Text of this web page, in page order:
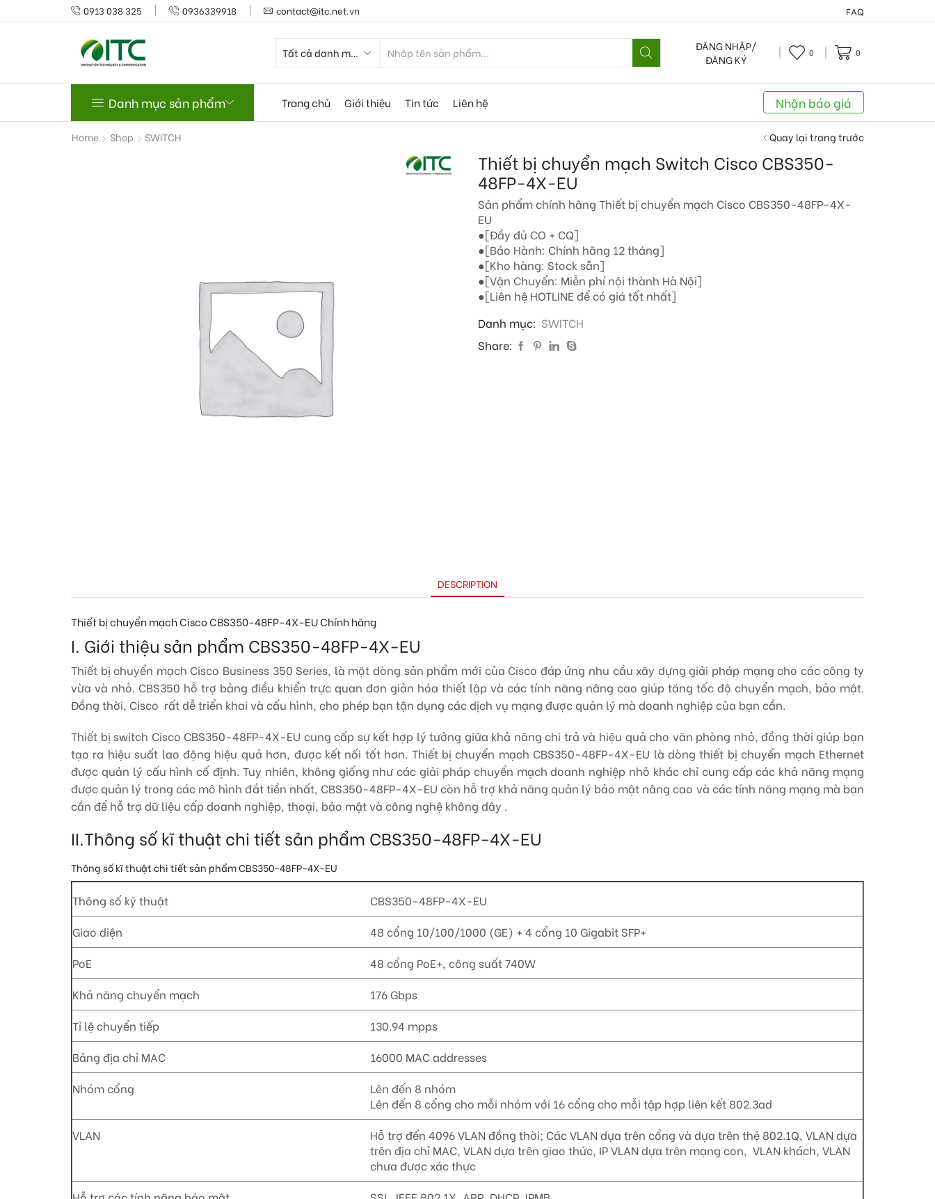
0913 038 325 0936339918 contact@itc.net.vn FAQ
ĐĂNG NHẬP/
ĐĂNG KÝ
0 0
Danh mục sản phẩm Trang chủ Giới thiệu Tin tức Liên hệ Nhận báo giá
Home Shop SWITCH Quay lại trang trước
Thiết bị chuyển mạch Switch Cisco CBS350-
48FP-4X-EU
Sản phẩm chính hãng Thiết bị chuyển mạch Cisco CBS350-48FP-4X-
EU
●[Đầy đủ CO + CQ]
●[Bảo Hành: Chính hãng 12 tháng]
●[Kho hàng: Stock sẵn]
●[Vận Chuyển: Miễn phí nội thành Hà Nội]
●[Liên hệ HOTLINE để có giá tốt nhất]
Danh mục: SWITCH
Share:
DESCRIPTION
Thiết bị chuyển mạch Cisco CBS350-48FP-4X-EU Chính hãng
I. Giới thiệu sản phẩm CBS350-48FP-4X-EU
Thiết bị chuyển mạch Cisco Business 350 Series, là một dòng sản phẩm mới của Cisco đáp ứng nhu cầu xây dựng giải pháp mạng cho các công ty
vừa và nhỏ. CBS350 hỗ trợ bảng điều khiển trực quan đơn giản hóa thiết lập và các tính năng nâng cao giúp tăng tốc độ chuyển mạch, bảo mật.
Đồng thời, Cisco rất dễ triển khai và cấu hình, cho phép bạn tận dụng các dịch vụ mạng được quản lý mà doanh nghiệp của bạn cần.
Thiết bị switch Cisco CBS350-48FP-4X-EU cung cấp sự kết hợp lý tưởng giữa khả năng chi trả và hiệu quả cho văn phòng nhỏ, đồng thời giúp bạn
tạo ra hiệu suất lao động hiệu quả hơn, được kết nối tốt hơn. Thiết bị chuyển mạch CBS350-48FP-4X-EU là dòng thiết bị chuyển mạch Ethernet
được quản lý cấu hình cố định. Tuy nhiên, không giống như các giải pháp chuyển mạch doanh nghiệp nhỏ khác chỉ cung cấp các khả năng mạng
được quản lý trong các mô hình đắt tiền nhất, CBS350-48FP-4X-EU còn hỗ trợ khả năng quản lý bảo mật nâng cao và các tính năng mạng mà bạn
cần để hỗ trợ dữ liệu cấp doanh nghiệp, thoại, bảo mật và công nghệ không dây .
II.Thông số kĩ thuật chi tiết sản phẩm CBS350-48FP-4X-EU
Thông số kĩ thuật chi tiết sản phẩm CBS350-48FP-4X-EU
Thông số kỹ thuật
CBS350-48FP-4X-EU
Giao diện
48 cổng 10/100/1000 (GE) + 4 cổng 10 Gigabit SFP+
PoE
48 cổng PoE+, công suất 740W
Khả năng chuyển mạch
176 Gbps
Tỉ lệ chuyển tiếp
130.94 mpps
Bảng địa chỉ MAC
16000 MAC addresses
Nhóm cổng
Lên đến 8 nhóm
Lên đến 8 cổng cho mỗi nhóm với 16 cổng cho mỗi tập hợp liên kết 802.3ad
VLAN
Hỗ trợ đến 4096 VLAN đồng thời; Các VLAN dựa trên cổng và dựa trên thẻ 802.1Q, VLAN dựa
trên địa chỉ MAC, VLAN dựa trên giao thức, IP VLAN dựa trên mạng con, VLAN khách, VLAN
chưa được xác thực